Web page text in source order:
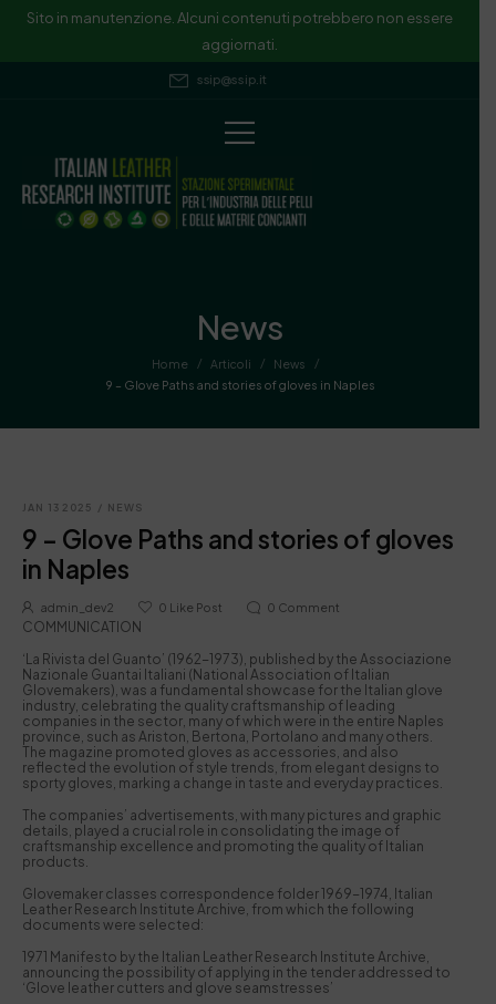
Sito in manutenzione. Alcuni contenuti potrebbero non essere
aggiornati.
ssip@ssip.it
News
Home / Articoli / News
/
9 – Glove Paths and stories of gloves in Naples
JAN 13 2025 / NEWS
9 – Glove Paths and stories of gloves
in Naples
admin_dev2 0 Like Post 0 Comment
COMMUNICATION
‘La Rivista del Guanto’ (1962-1973), published by the Associazione
Nazionale Guantai Italiani (National Association of Italian
Glovemakers), was a fundamental showcase for the Italian glove
industry, celebrating the quality craftsmanship of leading
companies in the sector, many of which were in the entire Naples
province, such as Ariston, Bertona, Portolano and many others.
The magazine promoted gloves as accessories, and also
reflected the evolution of style trends, from elegant designs to
sporty gloves, marking a change in taste and everyday practices.
The companies’ advertisements, with many pictures and graphic
details, played a crucial role in consolidating the image of
craftsmanship excellence and promoting the quality of Italian
products.
Glovemaker classes correspondence folder 1969-1974, Italian
Leather Research Institute Archive, from which the following
documents were selected:
1971 Manifesto by the Italian Leather Research Institute Archive,
announcing the possibility of applying in the tender addressed to
‘Glove leather cutters and glove seamstresses’